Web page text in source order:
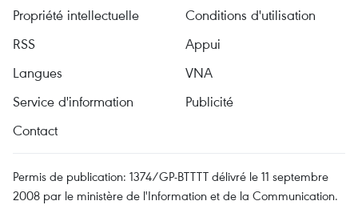
Propriété intellectuelle
Conditions d'utilisation
RSS
Appui
Langues
VNA
Service d'information
Publicité
Contact
Permis de publication: 1374/GP-BTTTT délivré le 11 septembre
2008 par le ministère de l'Information et de la Communication.